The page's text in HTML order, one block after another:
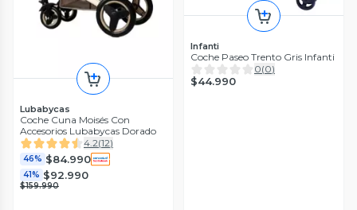
Lubabycas
Coche Cuna Moisés Con
Accesorios Lubabycas Dorado
4.2(12)
46% $84.990
41% $92.990
$159.990
Infanti
Coche Paseo Trento Gris Infanti
0(0)
$44.990